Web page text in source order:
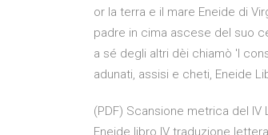
or la terra e il mare Eneide di
padre in cima ascese del suo
a sé degli altri dèi chiamò 'l
adunati, assisi e cheti, Eneide
(PDF) Scansione metrica del
Eneide libro IV traduzione